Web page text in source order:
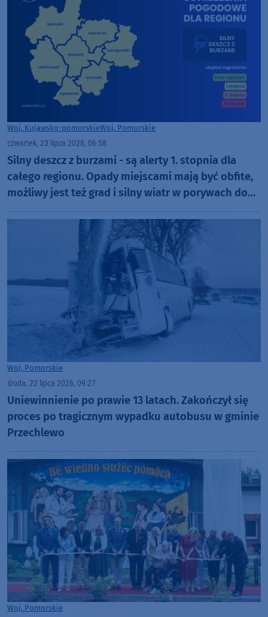
Woj. Kujawsko-pomorskieWoj. Pomorskie
czwartek, 23 lipca 2026, 06:58
Silny deszcz z burzami - są alerty 1. stopnia dla
całego regionu. Opady miejscami mają być obfite,
możliwy jest też grad i silny wiatr w porywach do
Woj. Pomorskie
środa, 22 lipca 2026, 09:27
Uniewinnienie po prawie 13 latach. Zakończył się
proces po tragicznym wypadku autobusu w gminie
Przechlewo
Woj. Pomorskie